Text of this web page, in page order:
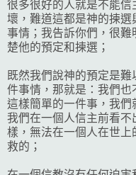
很多很好的人就是不能
壞，難道這都是神的揀
事情；我告訴你們，很
楚他的預定和揀選；
既然我們說神的預定是
件事情，那就是：我們
這樣簡單的一件事，我
我們在一個人信主前看
樣，無法在一個人在世
救的；